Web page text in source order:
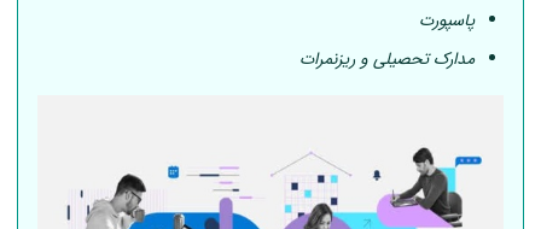
پاسپورت
مدارک تحصیلی و ریزنمرات